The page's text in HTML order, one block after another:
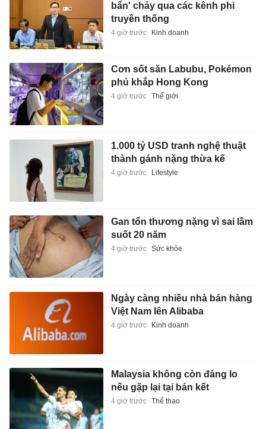
bẩn' chảy qua các kênh phi
truyền thống
4 giờ trước Kinh doanh
Cơn sốt săn Labubu, Pokémon
phủ khắp Hong Kong
4 giờ trước Thế giới
1.000 tỷ USD tranh nghệ thuật
thành gánh nặng thừa kế
4 giờ trước Lifestyle
Gan tổn thương nặng vì sai lầm
suốt 20 năm
4 giờ trước Sức khỏe
Ngày càng nhiều nhà bán hàng
Việt Nam lên Alibaba
4 giờ trước Kinh doanh
Malaysia không còn đáng lo
nếu gặp lại tại bán kết
4 giờ trước Thể thao